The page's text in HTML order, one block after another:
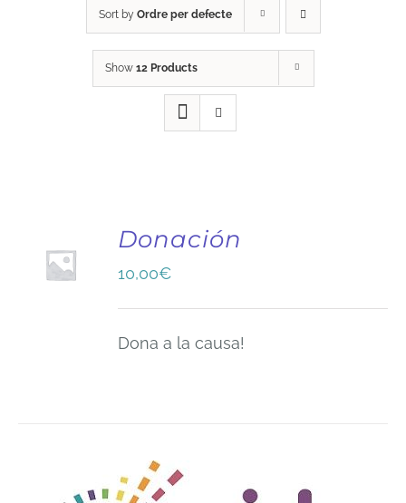
Sort by Ordre per defecte
Show 12 Products
A LA
CISTELLA
Donación
10,00€
Dona a la causa!